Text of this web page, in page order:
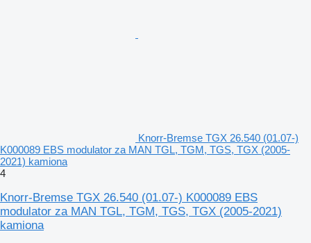
Knorr-Bremse TGX 26.540 (01.07-)
K000089 EBS modulator za MAN TGL, TGM, TGS, TGX (2005-
2021) kamiona
4
Knorr-Bremse TGX 26.540 (01.07-) K000089 EBS
modulator za MAN TGL, TGM, TGS, TGX (2005-2021)
kamiona